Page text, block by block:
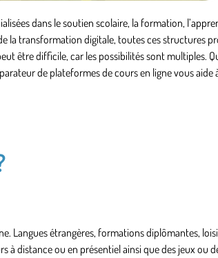
dans le soutien scolaire, la formation,
la transformation digitale, toutes ces structures
être difficile, car les possibilités sont multiples.
de plateformes de cours en ligne vous aide
Langues étrangères, formations diplômantes,
distance ou en présentiel ainsi que des jeux ou